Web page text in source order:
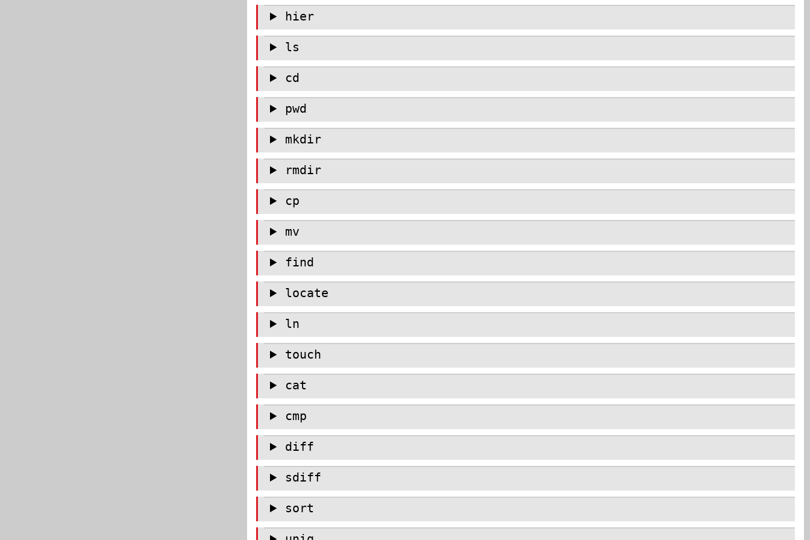
hier
ls
cd
pwd
mkdir
rmdir
cp
mv
find
locate
ln
touch
cat
cmp
diff
sdiff
sort